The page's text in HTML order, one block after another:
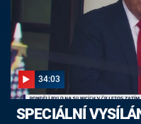
34:03
SPECIÁLNÍ